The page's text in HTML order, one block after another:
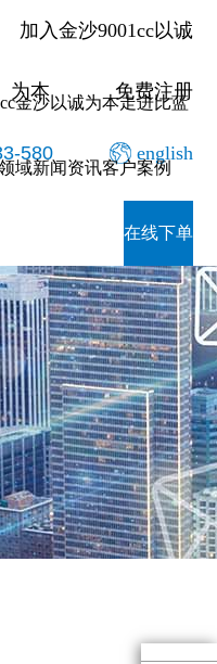
加入金沙9001cc以诚
为本 免费注册
580 english
金沙以诚为本走进比蓝
域新闻资讯客户案例
在线下单